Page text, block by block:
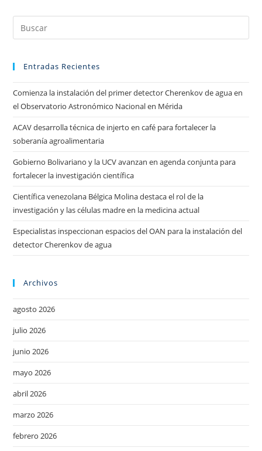
Entradas Recientes
Comienza la instalación del primer detector Cherenkov de agua en
el Observatorio Astronómico Nacional en Mérida
ACAV desarrolla técnica de injerto en café para fortalecer la
soberanía agroalimentaria
Gobierno Bolivariano y la UCV avanzan en agenda conjunta para
fortalecer la investigación científica
Científica venezolana Bélgica Molina destaca el rol de la
investigación y las células madre en la medicina actual
Especialistas inspeccionan espacios del OAN para la instalación del
detector Cherenkov de agua
Archivos
agosto 2026
julio 2026
junio 2026
mayo 2026
abril 2026
marzo 2026
febrero 2026